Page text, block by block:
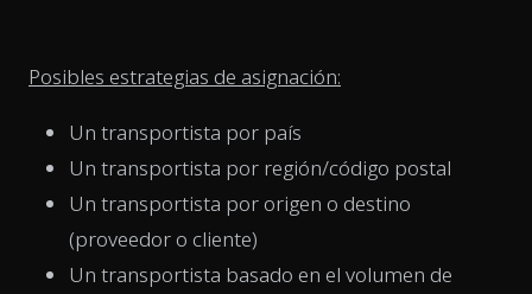
Posibles estrategias de asignación:
Un transportista por país
Un transportista por región/código postal
Un transportista por origen o destino
(proveedor o cliente)
Un transportista basado en el volumen de